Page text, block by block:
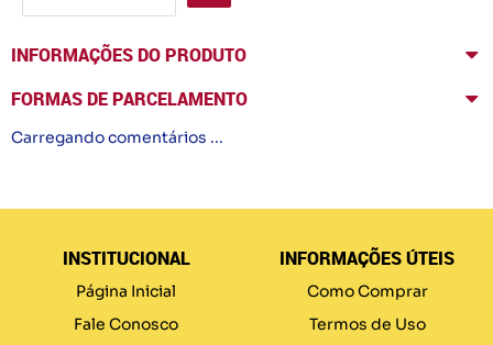
INFORMAÇÕES DO PRODUTO
FORMAS DE PARCELAMENTO
Carregando comentários ...
INSTITUCIONAL
Página Inicial
Fale Conosco
INFORMAÇÕES ÚTEIS
Como Comprar
Termos de Uso